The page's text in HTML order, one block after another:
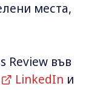
места,
Review във
LinkedIn и